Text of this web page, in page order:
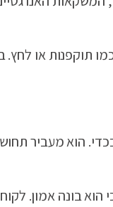
תוקפנות או
הוא מעביר
כי הוא בונה אמון.